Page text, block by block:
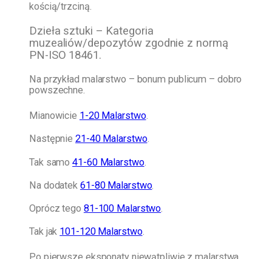
kością/trzciną.
Dzieła sztuki – Kategoria
muzealiów/depozytów zgodnie z normą
PN-ISO 18461.
Na przykład malarstwo – bonum publicum – dobro
powszechne.
Mianowicie 1-20 Malarstwo.
Następnie 21-40 Malarstwo.
Tak samo41-60 Malarstwo.
Na dodatek 61-80 Malarstwo.
Oprócz tego 81-100 Malarstwo.
Tak jak 101-120 Malarstwo.